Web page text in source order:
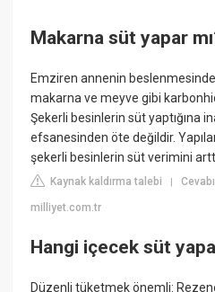
Makarna süt yapar
Emziren annenin
makarna ve meyve gibi
Şekerli besinlerin süt yaptığına
efsanesinden öte değildir.
şekerli besinlerin süt verimini
Kaynak kaldırma talebi |
milliyet.com.tr
Hangi içecek süt
Düzenli tüketmek önemli: